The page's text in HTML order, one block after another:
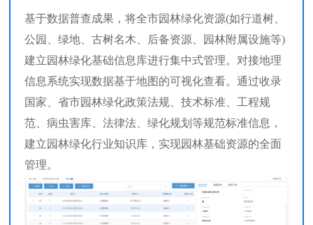
基于数据普查成果，将全市园林绿化资源(如行道树、
公园、绿地、古树名木、后备资源、园林附属设施等)
建立园林绿化基础信息库进行集中式管理。对接地理
信息系统实现数据基于地图的可视化查看。通过收录
国家、省市园林绿化政策法规、技术标准、工程规
范、病虫害库、法律法、绿化规划等规范标准信息，
建立园林绿化行业知识库，实现园林基础资源的全面
管理。